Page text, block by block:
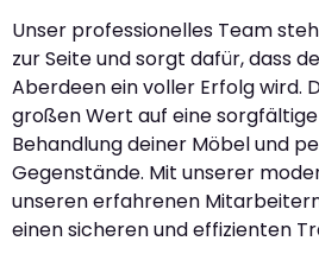
Unser professionelles Team
zur Seite und sorgt dafür, dass
Aberdeen ein voller Erfolg wird.
großen Wert auf eine
Behandlung deiner Möbel und
Gegenstände. Mit unserer
unseren erfahrenen
einen sicheren und effizienten